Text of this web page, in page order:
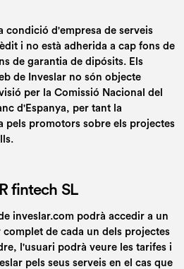
condició d'empresa de serveis
i no està adherida a cap fons de
de garantia de dipósits. Els
de Inveslar no són objecte
per la Comissió Nacional del
d'Espanya, per tant la
pels promotors sobre els projectes
fintech SL
inveslar.com podrà accedir a un
de cada un dels projectes
l'usuari podrà veure les tarifes i
pels seus serveis en el cas que